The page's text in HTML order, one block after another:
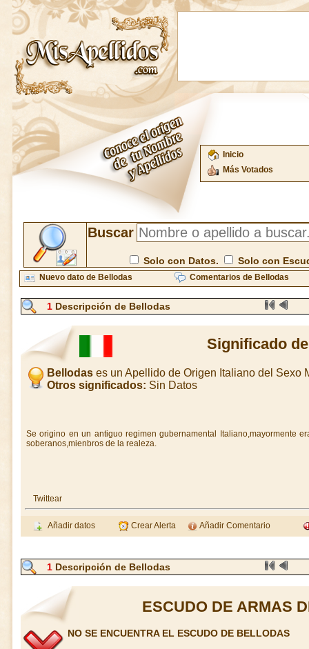
Inicio
Más Votados
Buscar
Solo con Datos. Solo con
Nuevo dato de Bellodas Comentarios de Bellodas
1Descripción de Bellodas
Significado
Bellodas es un Apellido de Origen Italiano del Sexo
Otros significados: Sin Datos
Se origino en un antiguo regimen gubernamental Italiano,mayormente
soberanos,mienbros de la realeza.
Twittear
Añadir datos Crear Alerta Añadir Comentario
1Descripción de Bellodas
ESCUDO DE ARMAS
NO SE ENCUENTRA EL ESCUDO DE BELLODAS